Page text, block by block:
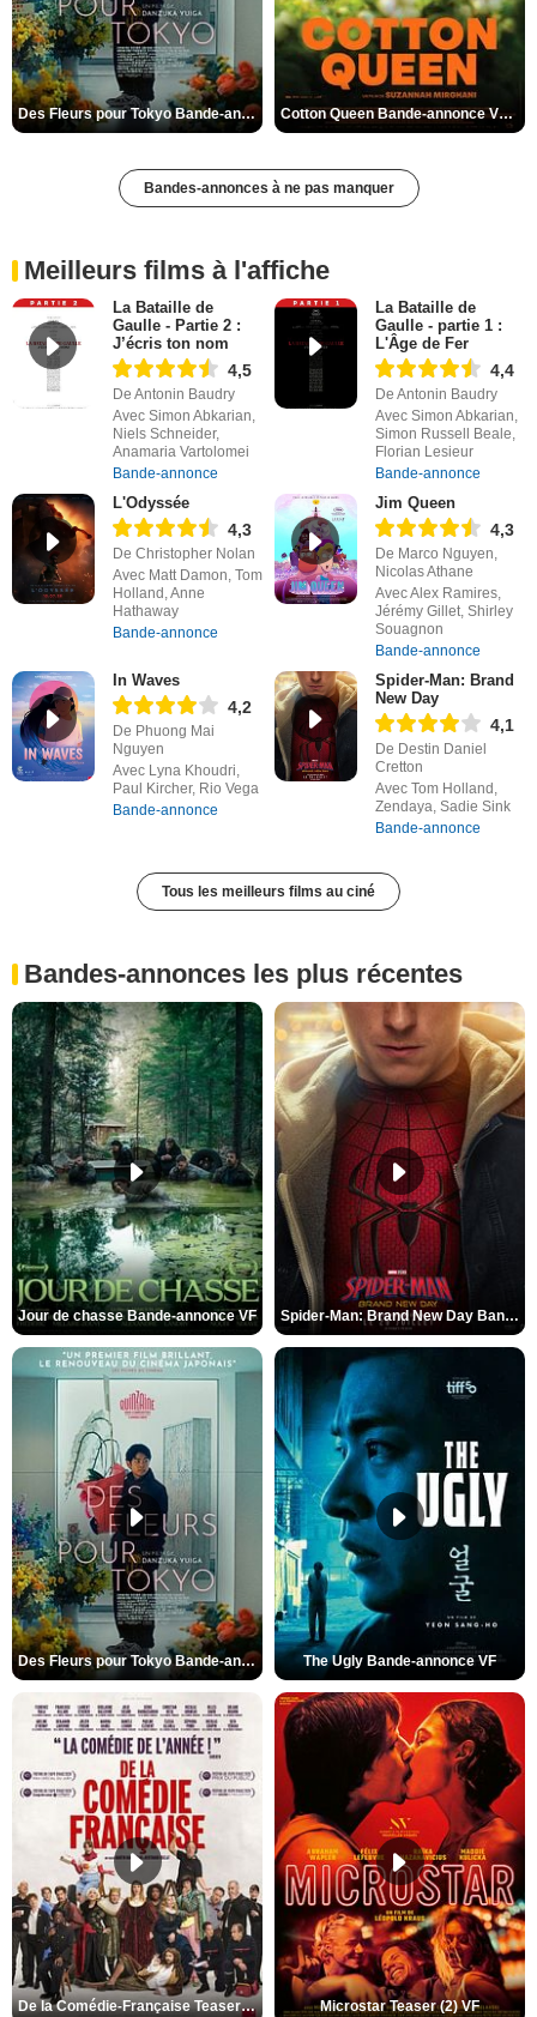
Des Fleurs pour Tokyo Bande-annonce VO STFR Cotton Queen Bande-annonce VO STFR
Bandes-annonces à ne pas manquer
Meilleurs films à l'affiche
La Bataille de
Gaulle - Partie 2 :
J’écris ton nom
4,5
De Antonin Baudry
Avec Simon Abkarian,
Niels Schneider,
Anamaria Vartolomei
Bande-annonce
La Bataille de
Gaulle - partie 1 :
L'Âge de Fer
4,4
De Antonin Baudry
Avec Simon Abkarian,
Simon Russell Beale,
Florian Lesieur
Bande-annonce
L'Odyssée
4,3
De Christopher Nolan
Avec Matt Damon, Tom
Holland, Anne
Hathaway
Bande-annonce
Jim Queen
4,3
De Marco Nguyen,
Nicolas Athane
Avec Alex Ramires,
Jérémy Gillet, Shirley
Souagnon
Bande-annonce
In Waves
4,2
De Phuong Mai
Nguyen
Avec Lyna Khoudri,
Paul Kircher, Rio Vega
Bande-annonce
Spider-Man: Brand
New Day
4,1
De Destin Daniel
Cretton
Avec Tom Holland,
Zendaya, Sadie Sink
Bande-annonce
Tous les meilleurs films au ciné
Bandes-annonces les plus récentes
Jour de chasse Bande-annonce VF Spider-Man: Brand New Day Bande-annonce (3) VO STFR
Des Fleurs pour Tokyo Bande-annonce VO STFR The Ugly Bande-annonce VF
De la Comédie-Française Teaser (3) VF Microstar Teaser (2) VF